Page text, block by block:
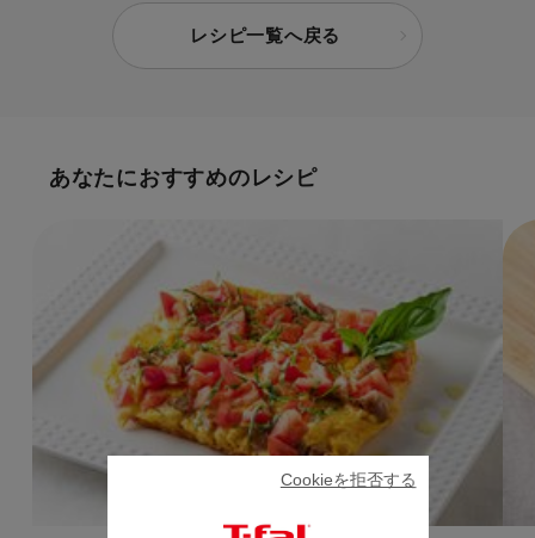
レシピ一覧へ戻る
あなたにおすすめのレシピ
Cookieを拒否する